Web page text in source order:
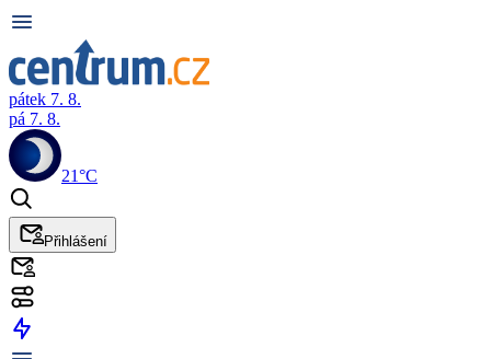
pátek 7. 8.
pá 7. 8.
21°C
Přihlášení